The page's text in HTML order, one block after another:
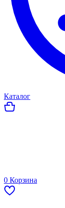
Каталог
0 Корзина